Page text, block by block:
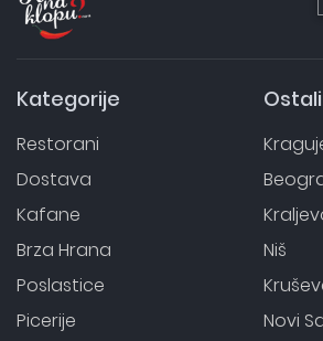
Kategorije
Restorani
Dostava
Kafane
Brza Hrana
Poslastice
Picerije
Niš
Novi